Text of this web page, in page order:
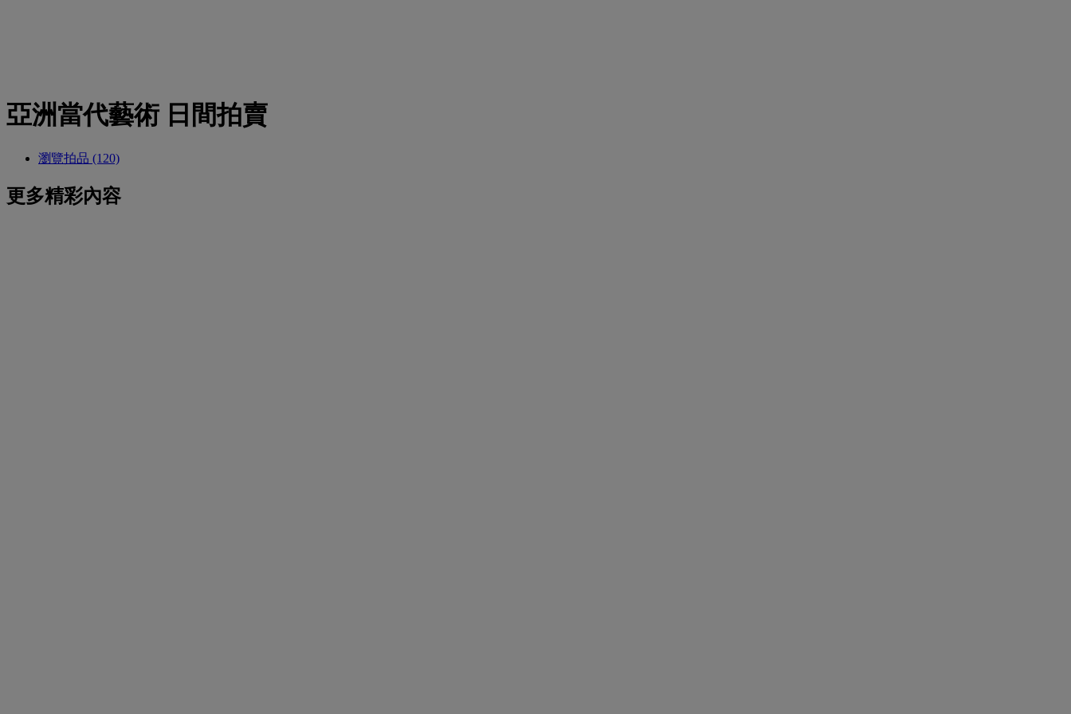
亞洲當代藝術 日間拍賣
瀏覽拍品 (120)
更多精彩內容